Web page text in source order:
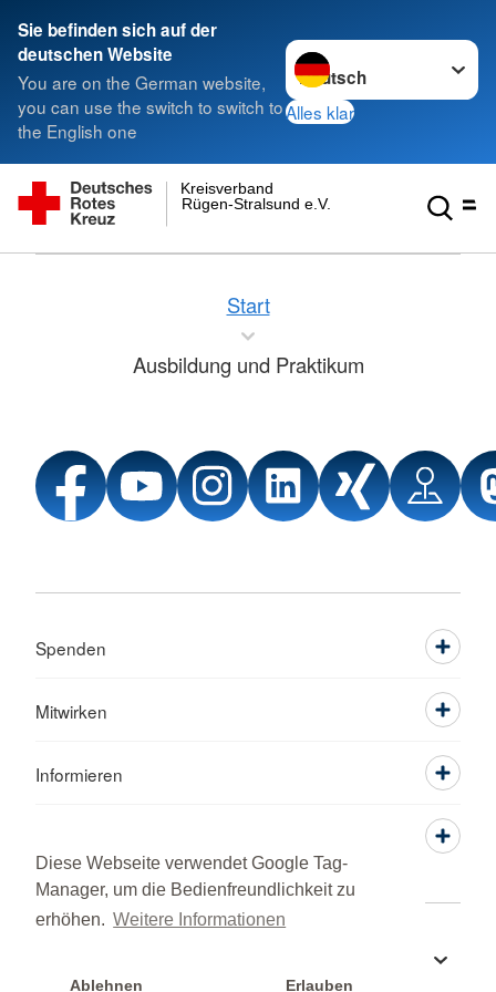
Diese Webseite verwendet Google Tag-
Manager, um die Bedienfreundlichkeit zu
erhöhen. Weitere Informationen
Ablehnen Erlauben
Sie befinden sich auf der
deutschen Website
You are on the German website,
you can use the switch to switch to
the English one
Sprache wechseln zu
Alles klar
Rügen-Stralsund e.V.
Kreisverband
Start
Ausbildung und Praktikum
Spenden
Mitwirken
Informieren